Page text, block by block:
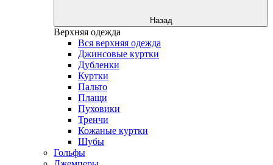
Назад
Верхняя одежда
Вся верхняя одежда
Джинсовые куртки
Дубленки
Куртки
Пальто
Плащи
Пуховики
Тренчи
Кожаные куртки
Шубы
Гольфы